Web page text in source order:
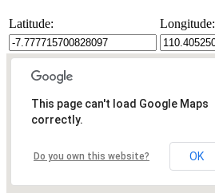
Latitude: Longitude:
This page can't load Google Maps
correctly.
Do you own this website? OK